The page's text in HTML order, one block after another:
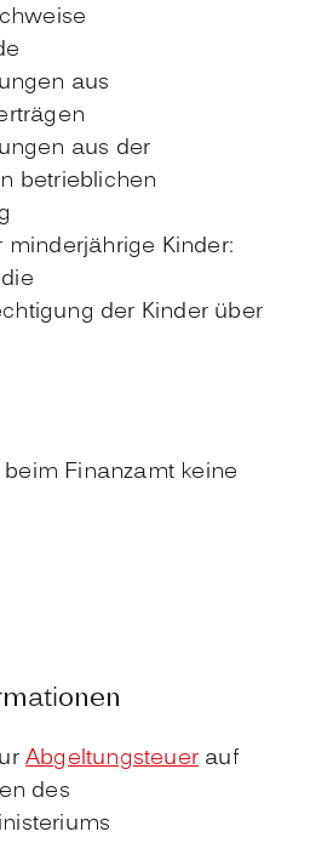
aus
aus der
betrieblichen
Kinder:
der Kinder über
Finanzamt keine
Abgeltungsteuer auf
des